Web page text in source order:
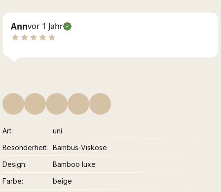
Annvor 1 Jahr
Art
uni
Besonderheit
Bambus-Viskose
Design
Bamboo luxe
Farbe
beige